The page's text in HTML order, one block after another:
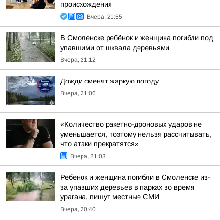
происхождения
Вчера, 21:55
В Смоленске ребёнок и женщина погибли под
упавшими от шквала деревьями
Вчера, 21:12
Дожди сменят жаркую погоду
Вчера, 21:06
«Количество ракетно-дроновых ударов не
уменьшается, поэтому нельзя рассчитывать,
что атаки прекратятся»
Вчера, 21:03
Ребенок и женщина погибли в Смоленске из-
за упавших деревьев в парках во время
урагана, пишут местные СМИ
Вчера, 20:40